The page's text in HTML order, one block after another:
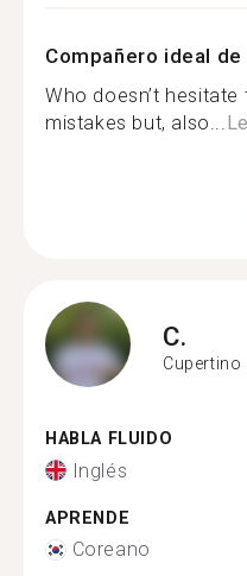
Compañero ideal
Who doesn’t
mistakes but, also...
C.
Cupertino
HABLA FLUIDO
Inglés
APRENDE
Coreano